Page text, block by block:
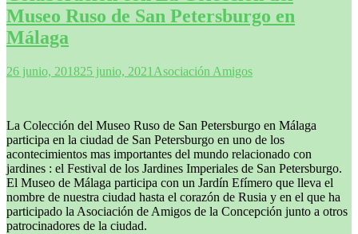
Museo Ruso de San Petersburgo en
Málaga
26 junio, 201825 junio, 2021 Asociación Amigos
La Colección del Museo Ruso de San Petersburgo en Málaga
participa en la ciudad de San Petersburgo en uno de los
acontecimientos mas importantes del mundo relacionado con
jardines : el Festival de los Jardines Imperiales de San Petersburgo.
El Museo de Málaga participa con un Jardín Efímero que lleva el
nombre de nuestra ciudad hasta el corazón de Rusia y en el que ha
participado la Asociación de Amigos de la Concepción junto a otros
patrocinadores de la ciudad.